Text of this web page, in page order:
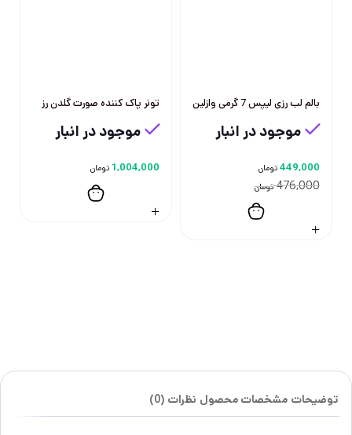
بالم لب رزی لیپس 7 گرمی وازلین
موجود در انبار
476,000 تومان
449,000تومان
تونر پاک کننده صورت گلدن رز
موجود در انبار
1,004,000 تومان
توضیحات مشخصات محصول نظرات (0)